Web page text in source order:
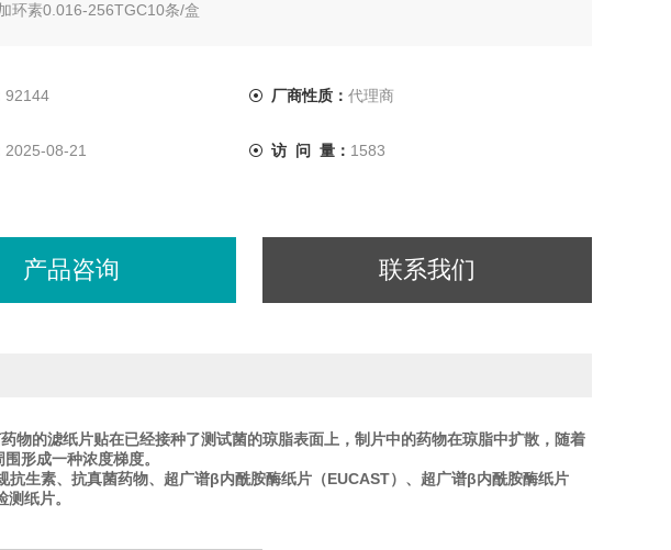
环素0.016-256TGC10条/盒
92144 厂商性质： 代理商
2025-08-21 访 问 量： 1583
产品咨询 联系我们
的滤纸片贴在已经接种了测试菌的琼脂表面上，制片中的药物在琼脂中扩散，随着
形成一种浓度梯度。
生素、抗真菌药物、超广谱β内酰胺酶纸片（EUCAST）、超广谱β内酰胺酶纸片
纸片。